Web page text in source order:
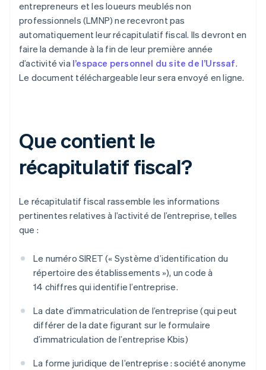
entrepreneurs et les loueurs meublés non
professionnels (LMNP) ne recevront pas
automatiquement leur récapitulatif fiscal. Ils devront en
faire la demande à la fin de leur première année
d’activité via l’espace personnel du site de l’Urssaf.
Le document téléchargeable leur sera envoyé en ligne.
Que contient le
récapitulatif fiscal?
Le récapitulatif fiscal rassemble les informations
pertinentes relatives à l’activité de l’entreprise, telles
que :
Le numéro SIRET (« Système d’identification du
répertoire des établissements »), un code à
14 chiffres qui identifie l’entreprise.
La date d’immatriculation de l’entreprise (qui peut
différer de la date figurant sur le formulaire
d’immatriculation de l’entreprise Kbis)
La forme juridique de l’entreprise : société anonyme